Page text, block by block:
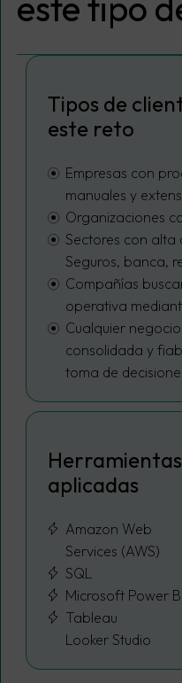
Tipos de
este reto
Empresas con
manuales y
Organizaciones
Sectores con alta
Seguros, banca,
Compañías
operativa
Cualquier
consolidada y
toma de
aplicadas
Amazon Web
Services (AWS)
SQL
Microsoft Power BI
Tableau
Looker Studio